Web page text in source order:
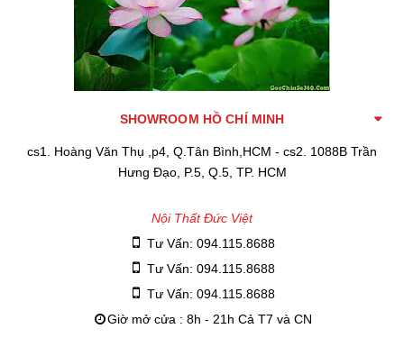
SHOWROOM HỒ CHÍ MINH
cs1. Hoàng Văn Thụ ,p4, Q.Tân Bình,HCM - cs2. 1088B Trần
Hưng Đạo, P.5, Q.5, TP. HCM
Nội Thất Đức Việt
Tư Vấn: 094.115.8688
Tư Vấn: 094.115.8688
Tư Vấn: 094.115.8688
Giờ mở cửa : 8h - 21h Cả T7 và CN